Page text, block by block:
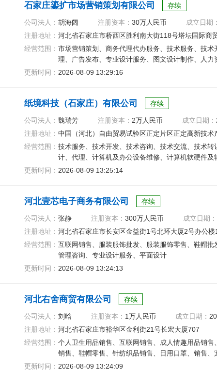
石家庄鎏扩市场营销策划有限公司 存续
公司法人： 胡海阔 注册资本： 30万人民币
成立日期
注册地址： 河北省石家庄市桥西区胜利南大街118号塔坛国际商
经营范围： 市场营销策划、商务代理代办服务、技术服务、技
理、广告发布、专业设计服务、图文设计制作、人
更新时间： 2026-08-09 13:29:16
纸境科技（石家庄）有限公司 存续
公司法人： 魏瑞芳 注册资本： 2万人民币 成立日期：
注册地址： 中国（河北）自由贸易试验区正定片区正定高新技
经营范围： 技术服务、技术开发、技术咨询、技术交流、技术
计、代理、计算机及办公设备维修、计算机软硬件及
更新时间： 2026-08-09 13:25:14
河北壹芯电子商务有限公司 存续
公司法人： 张静 注册资本： 300万人民币
成立日期：
注册地址： 河北省石家庄市长安区金益街1号北环大厦2号办公
经营范围： 互联网销售、服装服饰批发、服装服饰零售、鞋帽
管理咨询、专业设计服务、平面设计
更新时间： 2026-08-09 13:24:13
河北右舍商贸有限公司 存续
公司法人： 刘晗 注册资本： 1万人民币 成立日期：
注册地址： 河北省石家庄市裕华区金利街21号长宏大厦707
经营范围： 个人卫生用品销售、互联网销售、成人情趣用品销
销售、鞋帽零售、针纺织品销售、日用口罩、销售
更新时间： 2026-08-09 13:24:09